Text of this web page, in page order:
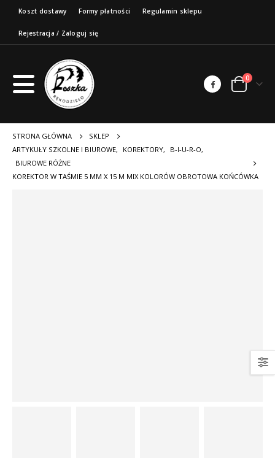
Koszt dostawy Formy płatności Regulamin sklepu
Rejestracja / Zaloguj się
0
STRONA GŁÓWNA
SKLEP
ARTYKUŁY SZKOLNE I BIUROWE, KOREKTORY, B-I-U-R-O,
BIUROWE RÓŻNE
KOREKTOR W TAŚMIE 5 MM X 15 M MIX KOLORÓW OBROTOWA KOŃCÓWKA